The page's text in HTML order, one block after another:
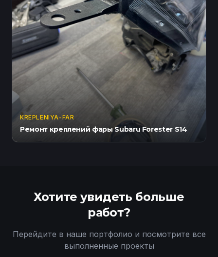
KREPLENIYA-FAR
Ремонт креплений фары Subaru Forester S14
Хотите увидеть больше
работ?
Перейдите в наше портфолио и посмотрите все
выполненные проекты